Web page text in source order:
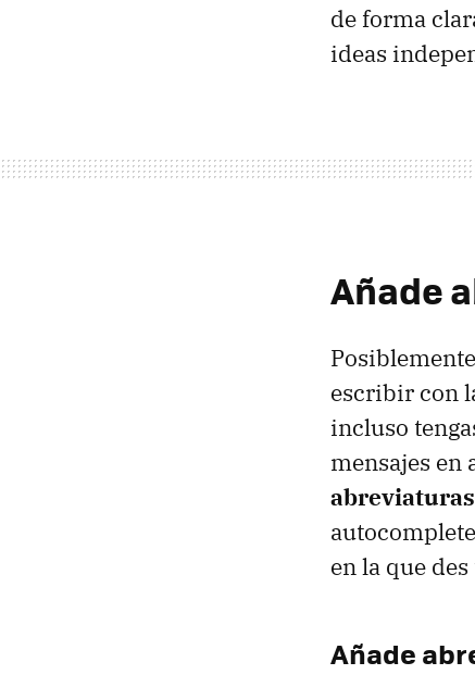
de forma
ideas
Añade
escribir con
incluso
mensajes en
en la que
Añade